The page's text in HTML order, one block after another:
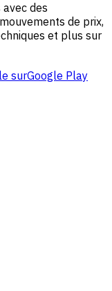
des
de prix,
et plus sur
surGoogle Play